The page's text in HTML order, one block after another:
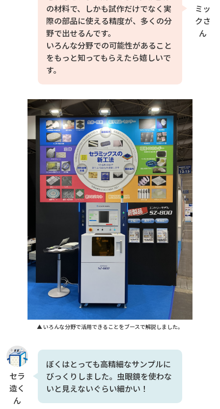
ミッ
クさ
ん
の材料で、しかも試作だけでなく実
際の部品に使える精度が、多くの分
野で出せるんです。
いろんな分野での可能性があること
をもっと知ってもらえたら嬉しいで
す。
▲ いろんな分野で活用できることをブースで解説しました。
セラ
造く
ん
ぼくはとっても高精細なサンプルに
びっくりしました。虫眼鏡を使わな
いと見えないぐらい細かい！